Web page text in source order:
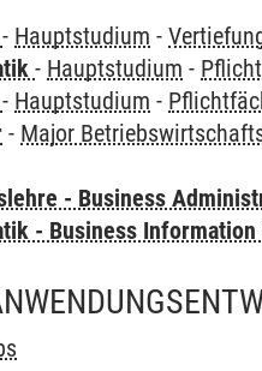
- Hauptstudium -
- Hauptstudium -
- Hauptstudium -
- Major
- Business
- Business